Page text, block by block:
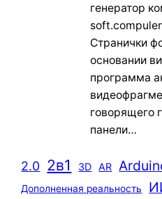
генератор
Странички
основании
программа
говорящего
панели…
2.0 2в1 3D AR
Дополненная реальность